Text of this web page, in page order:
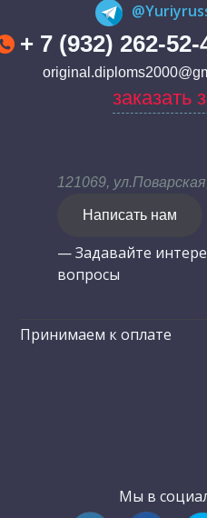
+ 7 (932) 262-52-
заказать
121069,
Написать нам
— Задавайте
вопросы
Принимаем к оплате
Мы в